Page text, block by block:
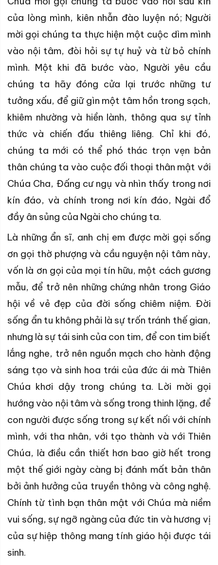
của lòng mình, kiên nhẫn đào luyện nó; Người
mời gọi chúng ta thực hiện một cuộc dìm mình
vào nội tâm, đòi hỏi sự tự huỷ và từ bỏ chính
mình. Một khi đã bước vào, Người yêu cầu
chúng ta hãy đóng cửa lại trước những tư
tưởng xấu, để giữ gìn một tâm hồn trong sạch,
khiêm nhường và hiền lành, thông qua sự tỉnh
thức và chiến đấu thiêng liêng. Chỉ khi đó,
chúng ta mới có thể phó thác trọn vẹn bản
thân chúng ta vào cuộc đối thoại thân mật với
Chúa Cha, Đấng cư ngụ và nhìn thấy trong nơi
kín đáo, và chính trong nơi kín đáo, Ngài đổ
đầy ân sủng của Ngài cho chúng ta.
Là những ẩn sĩ, anh chị em được mời gọi sống
ơn gọi thờ phượng và cầu nguyện nội tâm này,
vốn là ơn gọi của mọi tín hữu, một cách gương
mẫu, để trở nên những chứng nhân trong Giáo
hội về vẻ đẹp của đời sống chiêm niệm. Đời
sống ẩn tu không phải là sự trốn tránh thế gian,
nhưng là sự tái sinh của con tim, để con tim biết
lắng nghe, trở nên nguồn mạch cho hành động
sáng tạo và sinh hoa trái của đức ái mà Thiên
Chúa khơi dậy trong chúng ta. Lời mời gọi
hướng vào nội tâm và sống trong thinh lặng, để
con người được sống trong sự kết nối với chính
mình, với tha nhân, với tạo thành và với Thiên
Chúa, là điều cần thiết hơn bao giờ hết trong
một thế giới ngày càng bị đánh mất bản thân
bởi ảnh hưởng của truyền thông và công nghệ.
Chính từ tình bạn thân mật với Chúa mà niềm
vui sống, sự ngỡ ngàng của đức tin và hương vị
của sự hiệp thông mang tính giáo hội được tái
sinh.